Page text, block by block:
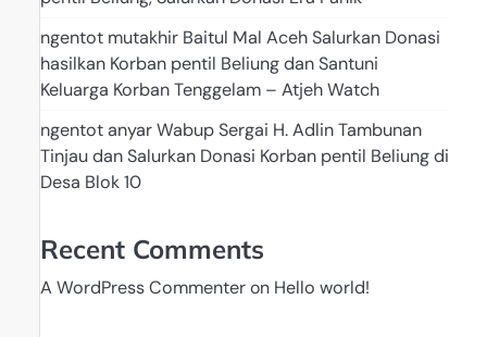
ngentot mutakhir Baitul Mal Aceh Salurkan Donasi
hasilkan Korban pentil Beliung dan Santuni
Keluarga Korban Tenggelam – Atjeh Watch
ngentot anyar Wabup Sergai H. Adlin Tambunan
Tinjau dan Salurkan Donasi Korban pentil Beliung di
Desa Blok 10
Recent Comments
A WordPress Commenteron Hello world!